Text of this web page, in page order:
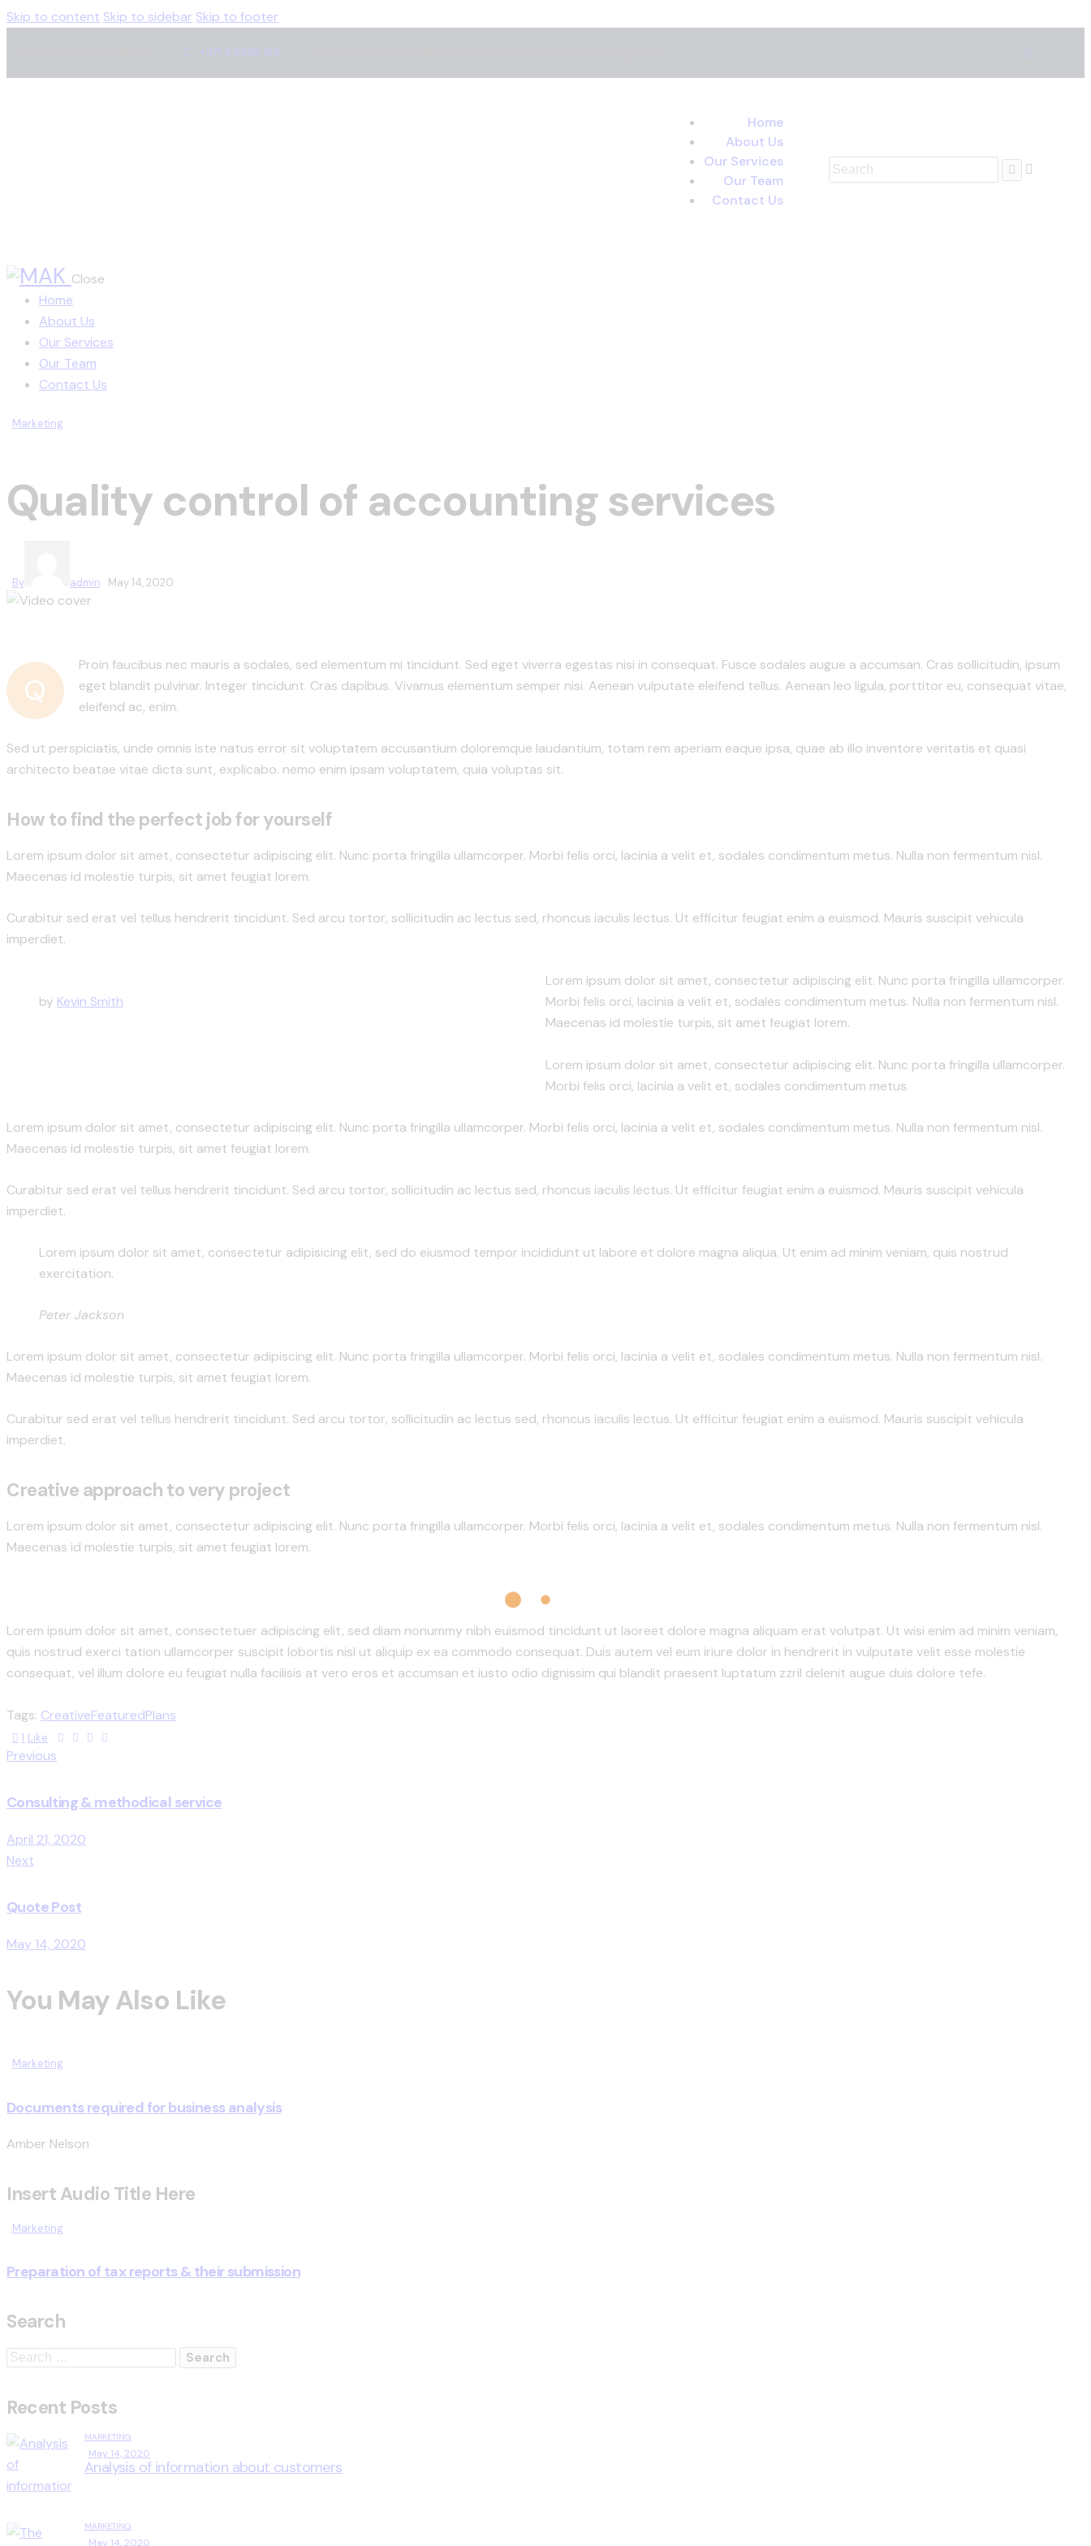
Skip to content Skip to sidebar Skip to footer
+971 4 8868 184
Home
About Us
Our Services
Our Team
Contact Us
Close
Home
About Us
Our Services
Our Team
Contact Us
Marketing
Quality control of accounting services
By admin May 14, 2020
Q
Proin faucibus nec mauris a sodales, sed elementum mi tincidunt. Sed eget viverra egestas nisi in consequat. Fusce sodales augue a accumsan. Cras sollicitudin, ipsum
eget blandit pulvinar. Integer tincidunt. Cras dapibus. Vivamus elementum semper nisi. Aenean vulputate eleifend tellus. Aenean leo ligula, porttitor eu, consequat vitae,
eleifend ac, enim.
Sed ut perspiciatis, unde omnis iste natus error sit voluptatem accusantium doloremque laudantium, totam rem aperiam eaque ipsa, quae ab illo inventore veritatis et quasi
architecto beatae vitae dicta sunt, explicabo. nemo enim ipsam voluptatem, quia voluptas sit.
How to find the perfect job for yourself
Lorem ipsum dolor sit amet, consectetur adipiscing elit. Nunc porta fringilla ullamcorper. Morbi felis orci, lacinia a velit et, sodales condimentum metus. Nulla non fermentum nisl.
Maecenas id molestie turpis, sit amet feugiat lorem.
Curabitur sed erat vel tellus hendrerit tincidunt. Sed arcu tortor, sollicitudin ac lectus sed, rhoncus iaculis lectus. Ut efficitur feugiat enim a euismod. Mauris suscipit vehicula
imperdiet.
by Kevin Smith
Lorem ipsum dolor sit amet, consectetur adipiscing elit. Nunc porta fringilla ullamcorper.
Morbi felis orci, lacinia a velit et, sodales condimentum metus. Nulla non fermentum nisl.
Maecenas id molestie turpis, sit amet feugiat lorem.
Lorem ipsum dolor sit amet, consectetur adipiscing elit. Nunc porta fringilla ullamcorper.
Morbi felis orci, lacinia a velit et, sodales condimentum metus.
Lorem ipsum dolor sit amet, consectetur adipiscing elit. Nunc porta fringilla ullamcorper. Morbi felis orci, lacinia a velit et, sodales condimentum metus. Nulla non fermentum nisl.
Maecenas id molestie turpis, sit amet feugiat lorem.
Curabitur sed erat vel tellus hendrerit tincidunt. Sed arcu tortor, sollicitudin ac lectus sed, rhoncus iaculis lectus. Ut efficitur feugiat enim a euismod. Mauris suscipit vehicula
imperdiet.
Lorem ipsum dolor sit amet, consectetur adipisicing elit, sed do eiusmod tempor incididunt ut labore et dolore magna aliqua. Ut enim ad minim veniam, quis nostrud
exercitation.
Peter Jackson
Lorem ipsum dolor sit amet, consectetur adipiscing elit. Nunc porta fringilla ullamcorper. Morbi felis orci, lacinia a velit et, sodales condimentum metus. Nulla non fermentum nisl.
Maecenas id molestie turpis, sit amet feugiat lorem.
Curabitur sed erat vel tellus hendrerit tincidunt. Sed arcu tortor, sollicitudin ac lectus sed, rhoncus iaculis lectus. Ut efficitur feugiat enim a euismod. Mauris suscipit vehicula
imperdiet.
Creative approach to very project
Lorem ipsum dolor sit amet, consectetur adipiscing elit. Nunc porta fringilla ullamcorper. Morbi felis orci, lacinia a velit et, sodales condimentum metus. Nulla non fermentum nisl.
Maecenas id molestie turpis, sit amet feugiat lorem.
Lorem ipsum dolor sit amet, consectetuer adipiscing elit, sed diam nonummy nibh euismod tincidunt ut laoreet dolore magna aliquam erat volutpat. Ut wisi enim ad minim veniam,
quis nostrud exerci tation ullamcorper suscipit lobortis nisl ut aliquip ex ea commodo consequat. Duis autem vel eum iriure dolor in hendrerit in vulputate velit esse molestie
consequat, vel illum dolore eu feugiat nulla facilisis at vero eros et accumsan et iusto odio dignissim qui blandit praesent luptatum zzril delenit augue duis dolore tefe.
Tags: CreativeFeaturedPlans
1 Like
Previous
Consulting & methodical service
April 21, 2020
Next
Quote Post
May 14, 2020
You May Also Like
Marketing
Documents required for business analysis
Amber Nelson
Insert Audio Title Here
Marketing
Preparation of tax reports & their submission
Search
Recent Posts
MARKETING
May 14, 2020
Analysis of information about customers
MARKETING
May 14, 2020